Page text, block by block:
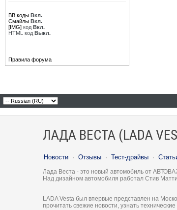
BB коды Вкл.
Смайлы Вкл.
[IMG] код Вкл.
HTML код Выкл.
Правила форума
ЛАДА ВЕСТА (LADA
Новости · Отзывы · Тест-драйвы ·
Лада Веста - это новый автомобиль от
Над дизайном автомобиля работал Стив
LADA Vesta был впервые представлен на
прочитать свежие новости, узнать